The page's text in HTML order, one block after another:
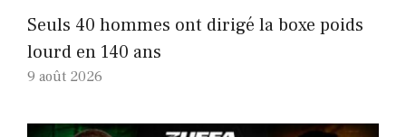
Seuls 40 hommes ont dirigé la boxe poids
lourd en 140 ans
9 août 2026